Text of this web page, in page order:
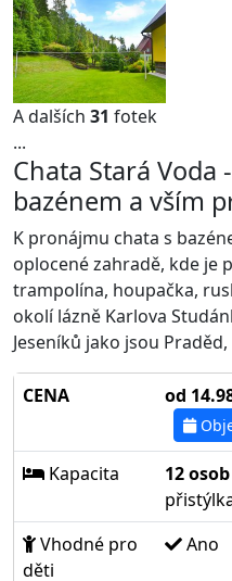
A dalších 31 fotek
...
Chata Stará Voda
bazénem a vším
K pronájmu chata s
oplocené zahradě, kde je
trampolína, houpačka,
okolí lázně Karlova
Jeseníků jako jsou
CENA od
Kapacita 12 osob
Vhodné pro
děti
Ano